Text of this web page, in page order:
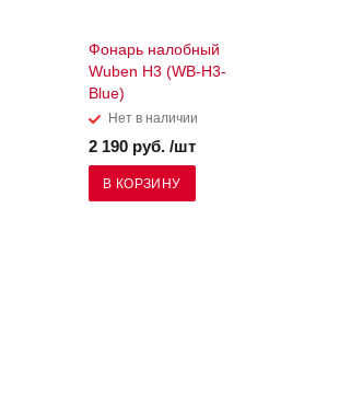
Фонарь налобный
Wuben H3 (WB-H3-
Blue)
Нет в наличии
2 190 руб. /шт
В КОРЗИНУ